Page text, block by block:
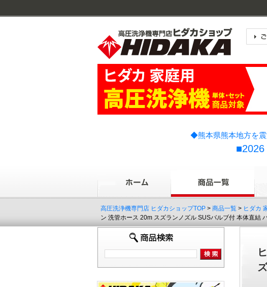
◆熊本県熊本地方を
高圧洗浄機専門店 ヒダカショップTOP > 商品一覧 > ヒダカ
ン 洗管ホース 20m スズランノズル SUSバルブ付 本体直結